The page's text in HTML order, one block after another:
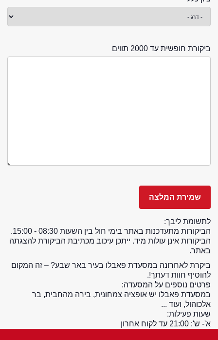
ביקורת חופשית עד 2000 תווים
לתשומת ליבך:
הביקורות מתעדכנות באתר בימי חול בין השעות 08:30 - 15:00.
הביקורות אינן עולות מיד. ייתכן עיכוב מכתיבת הביקורת להצגתה
באתר.
ביקרת לאחרונה במסעדת פאבלו בעיר באר שבע? – זה המקום
להוסיף חוות דעתך!.
פרטים נוספים על המסעדה:
במסעדת פאבלו יש אופציה צמחונית, בירה מהחבית, בר
אלכוהול, ועוד ...
שעות פעילות:
א'- ש': 21:00 עד לקוח אחרון